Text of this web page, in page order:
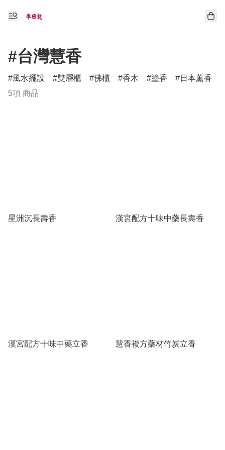
#台灣慧香
風水擺設 雙層櫃 佛櫃 香木 塗香 日本薰香
5項 商品
星洲沉長壽香 漢宮配方十味中藥長壽香
漢宮配方十味中藥立香 慧香複方藥材竹炭立香